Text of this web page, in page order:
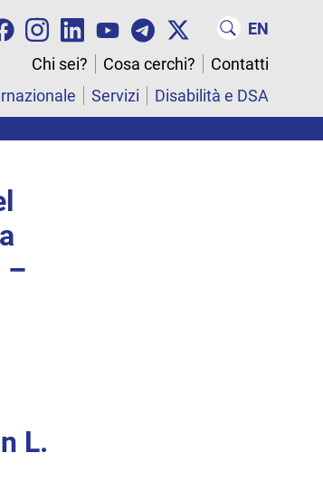
EN
Chi sei?
Cosa cerchi?
Contatti
Servizi Disabilità e DSA
–
L.